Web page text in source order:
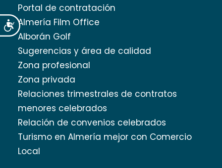
Accesibilidad
Portal de contratación
Almería Film Office
Alborán Golf
Sugerencias y área de calidad
Zona profesional
Zona privada
Relaciones trimestrales de contratos
menores celebrados
Relación de convenios celebrados
Turismo en Almería mejor con Comercio
Local